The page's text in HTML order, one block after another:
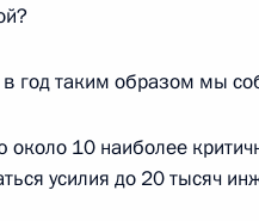
ООН Пан Ги
год таким образом мы
10 наиболее
усилия до 20 тысяч